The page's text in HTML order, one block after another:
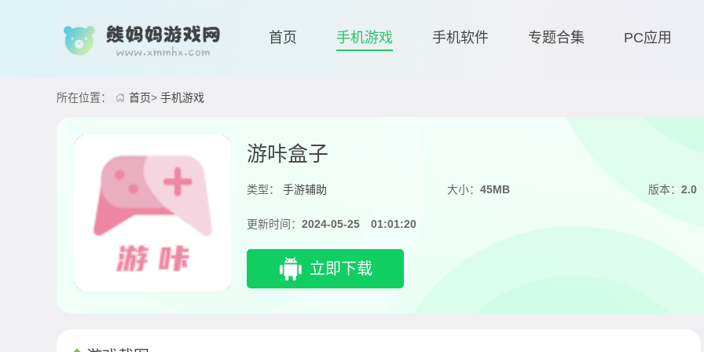
首页 手机游戏 手机软件 专题合集 PC应用
所在位置： 首页> 手机游戏
游咔盒子
类型： 手游辅助 大小：45MB 版本： 2.0
更新时间： 2024-05-25 01:01:20
立即下载